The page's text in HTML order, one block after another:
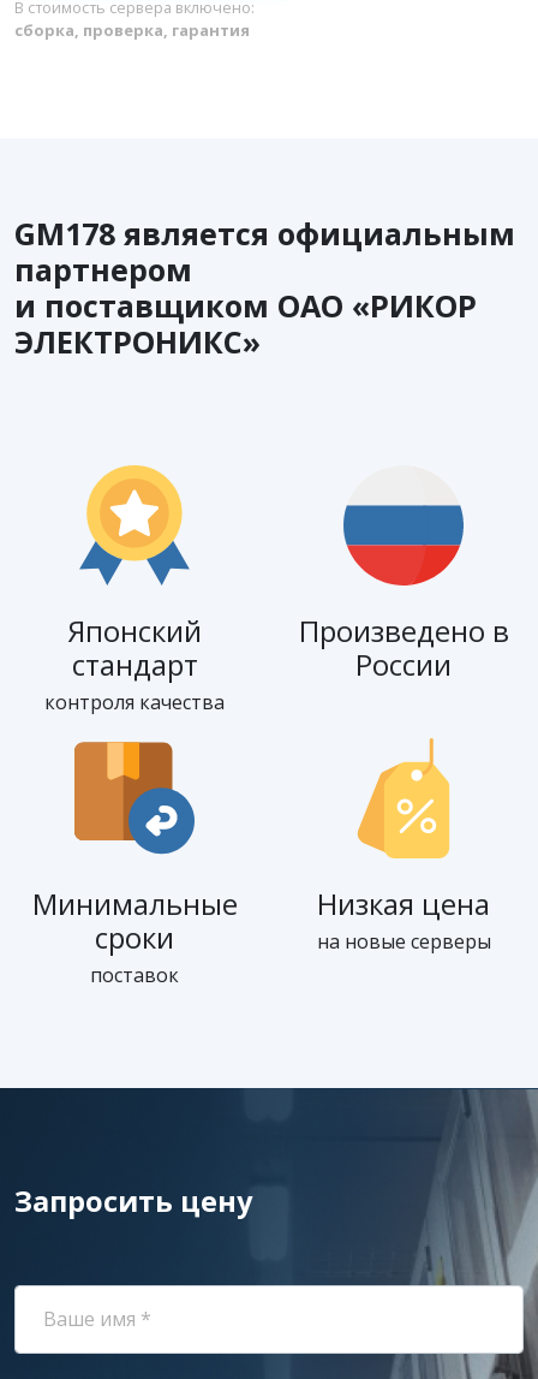
В стоимость сервера включено:
сборка, проверка, гарантия
GM178 является официальным
партнером
и поставщиком ОАО «РИКОР
ЭЛЕКТРОНИКС»
Японский
стандарт
контроля качества
Произведено в
России
Минимальные
сроки
поставок
Низкая цена
на новые серверы
Запросить цену
Ваше имя *